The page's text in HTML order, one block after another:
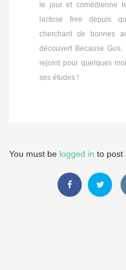
le jour et comédienne
lactose free depuis
cherchant de bonnes
découvert Because
rejoint pour quelques
ses études !
You must be logged in to post